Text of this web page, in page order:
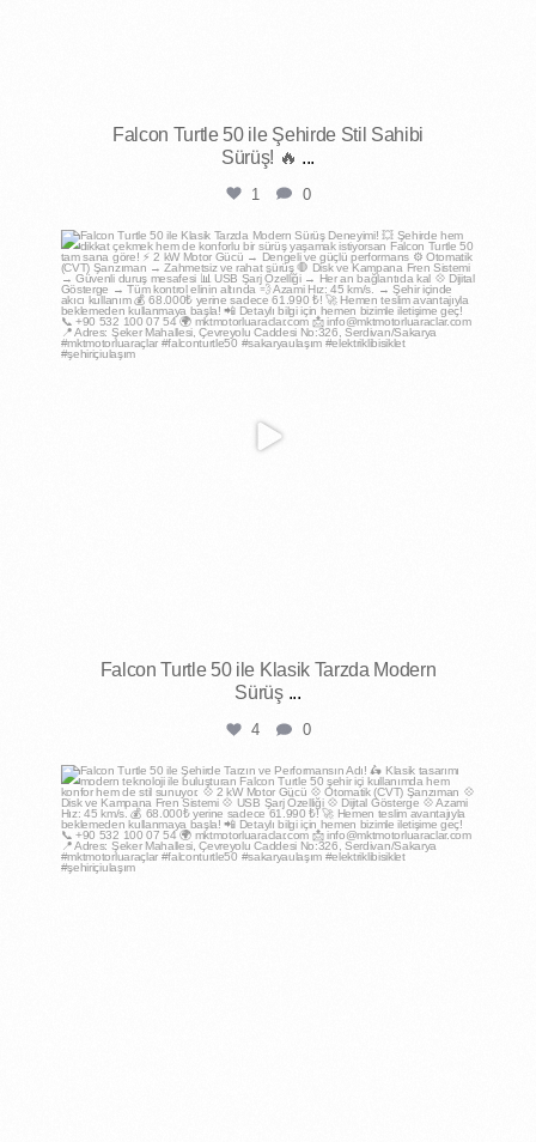
Falcon Turtle 50 ile Şehirde Stil Sahibi
Sürüş! 🔥 ...
1 0
mktmotorluaraclar
May 1
Falcon Turtle 50 ile Klasik Tarzda Modern
Sürüş ...
4 0
mktmotorluaraclar
May 1